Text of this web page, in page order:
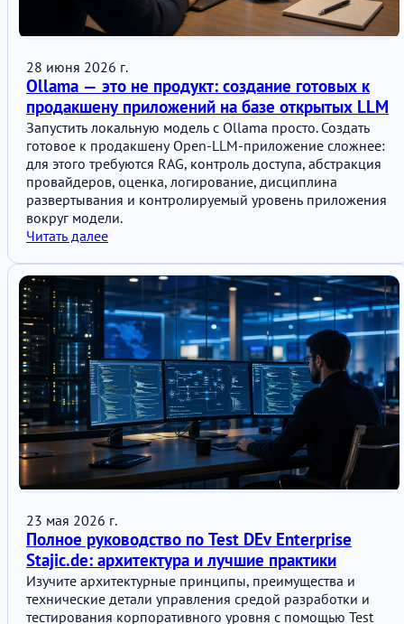
28 июня 2026 г.
Ollama — это не продукт: создание готовых к
продакшену приложений на базе открытых LLM
Запустить локальную модель с Ollama просто. Создать
готовое к продакшену Open-LLM-приложение сложнее:
для этого требуются RAG, контроль доступа, абстракция
провайдеров, оценка, логирование, дисциплина
развертывания и контролируемый уровень приложения
вокруг модели.
Читать далее
23 мая 2026 г.
Полное руководство по Test DEv Enterprise
Stajic.de: архитектура и лучшие практики
Изучите архитектурные принципы, преимущества и
технические детали управления средой разработки и
тестирования корпоративного уровня с помощью Test